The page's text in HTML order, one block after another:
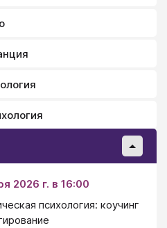
2026 г. в 16:00
психология: коучинг